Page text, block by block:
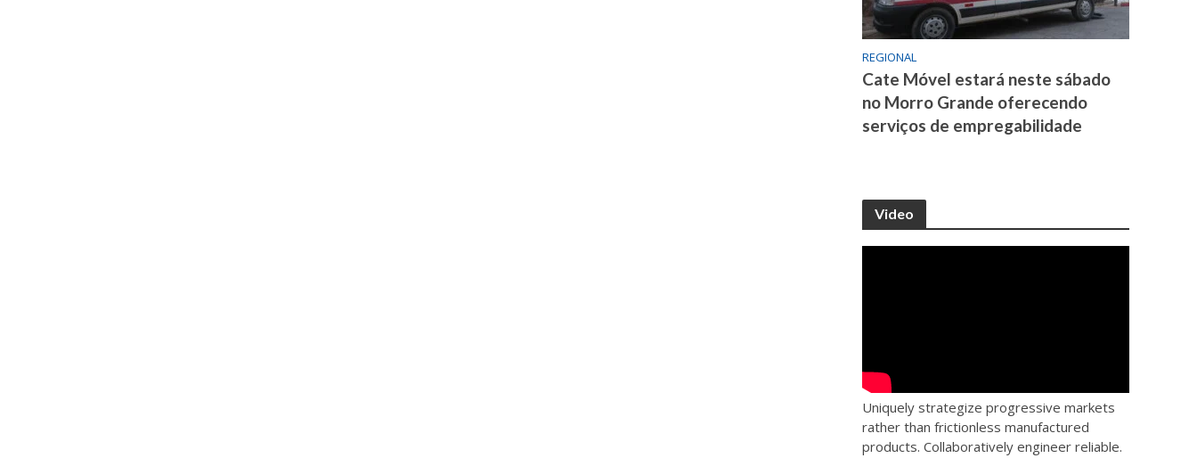
REGIONAL
Cate Móvel estará neste sábado
no Morro Grande oferecendo
serviços de empregabilidade
Video
Uniquely strategize progressive markets
rather than frictionless manufactured
products. Collaboratively engineer reliable.